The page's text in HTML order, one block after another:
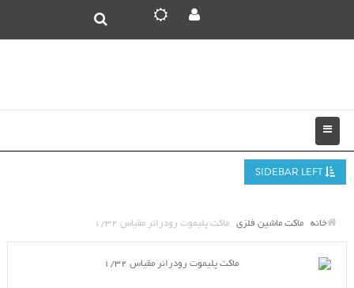
خانه ماکت ماشین فلزی ماکت پلیموت رودرانر مقیاس 1/32